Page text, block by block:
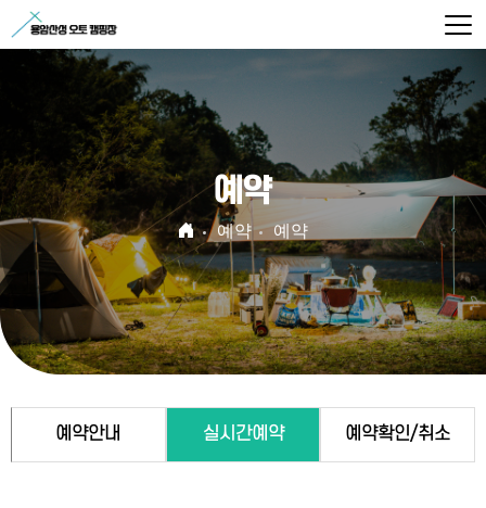
예약
예약 예약
예약안내 실시간예약 예약확인/취소